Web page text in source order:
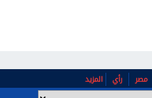
مصر رأي المزيد